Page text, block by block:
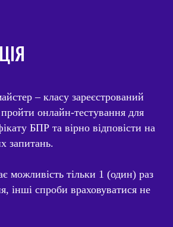
– класу зареєстрований
онлайн-тестування для
БПР та вірно відповісти на
запитань.
можливість тільки 1 (один) раз
інші спроби враховуватися не